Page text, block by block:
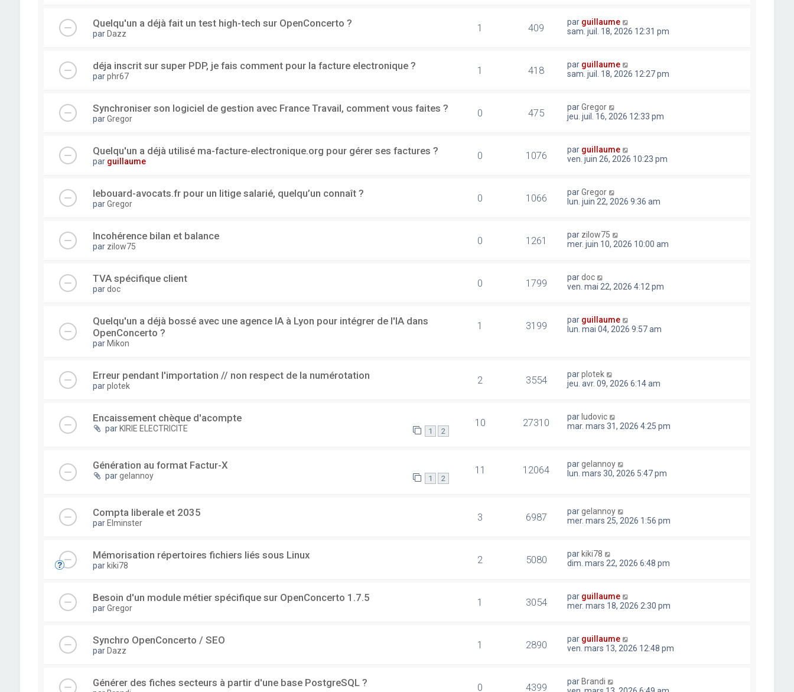
Quelqu'un a déjà fait un test high-tech sur OpenConcerto ?
par Dazz 1 409 par guillaume
sam. juil. 18, 2026 12:31 pm
déja inscrit sur super PDP, je fais comment pour la facture electronique ?
parphr67 1 418 par guillaume
sam. juil. 18, 2026 12:27 pm
Synchroniser son logiciel de gestion avec France Travail, comment vous faites ?
parGregor 0 475 parGregor
jeu. juil. 16, 2026 12:33 pm
Quelqu'un a déjà utilisé ma-facture-electronique.org pour gérer ses factures ?
par guillaume 0 1076 par guillaume
ven. juin 26, 2026 10:23 pm
lebouard-avocats.fr pour un litige salarié, quelqu’un connaît ?
parGregor 0 1066 parGregor
lun. juin 22, 2026 9:36 am
Incohérence bilan et balance
par zilow75 0 1261 par zilow75
mer. juin 10, 2026 10:00 am
TVA spécifique client
pardoc 0 1799 pardoc
ven. mai 22, 2026 4:12 pm
Quelqu'un a déjà bossé avec une agence IA à Lyon pour intégrer de l'IA dans
OpenConcerto ?
par Mikon
1 3199 par guillaume
lun. mai 04, 2026 9:57 am
Erreur pendant l'importation // non respect de la numérotation
parplotek 2 3554 parplotek
jeu. avr. 09, 2026 6:14 am
Encaissement chèque d'acompte
par KIRIE ELECTRICITE 1 2
10 27310 par ludovic
mar. mars 31, 2026 4:25 pm
Génération au format Factur-X
pargelannoy 1 2
11 12064 pargelannoy
lun. mars 30, 2026 5:47 pm
Compta liberale et 2035
par Elminster 3 6987 pargelannoy
mer. mars 25, 2026 1:56 pm
Mémorisation répertoires fichiers liés sous Linux
par kiki78 2 5080 par kiki78
dim. mars 22, 2026 6:48 pm
Besoin d'un module métier spécifique sur OpenConcerto 1.7.5
parGregor 1 3054 par guillaume
mer. mars 18, 2026 2:30 pm
Synchro OpenConcerto / SEO
par Dazz 1 2890 par guillaume
ven. mars 13, 2026 12:48 pm
Générer des fiches secteurs à partir d'une base PostgreSQL ? 0 4399 par Brandi